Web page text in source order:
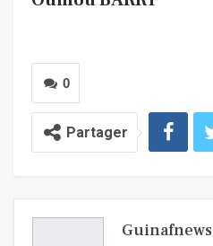
0
Partager
Guinafnews